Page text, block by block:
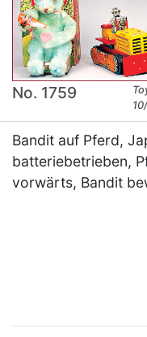
No. 1759
Bandit auf Pferd,
batteriebetrieben,
vorwärts, Bandit